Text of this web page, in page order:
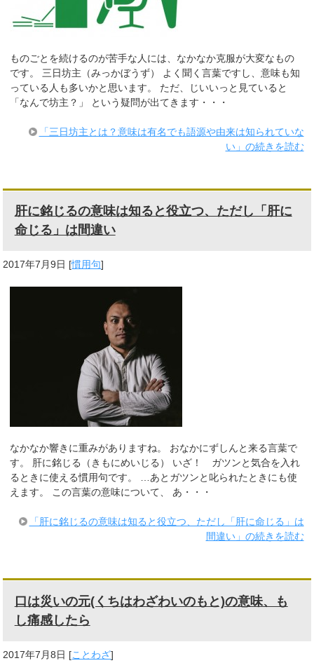
ものごとを続けるのが苦手な人には、なかなか克服が大変なもの
です。 三日坊主（みっかぼうず） よく聞く言葉ですし、意味も知
っている人も多いかと思います。 ただ、じいいっと見ていると
「なんで坊主？」 という疑問が出てきます・・・
「三日坊主とは？意味は有名でも語源や由来は知られていな
い」の続きを読む
肝に銘じるの意味は知ると役立つ、ただし「肝に
命じる」は間違い
2017年7月9日 [慣用句]
なかなか響きに重みがありますね。 おなかにずしんと来る言葉で
す。 肝に銘じる（きもにめいじる） いざ！ ガツンと気合を入れ
るときに使える慣用句です。 …あとガツンと叱られたときにも使
えます。 この言葉の意味について、 あ・・・
「肝に銘じるの意味は知ると役立つ、ただし「肝に命じる」は
間違い」の続きを読む
口は災いの元(くちはわざわいのもと)の意味、も
し痛感したら
2017年7月8日 [ことわざ]